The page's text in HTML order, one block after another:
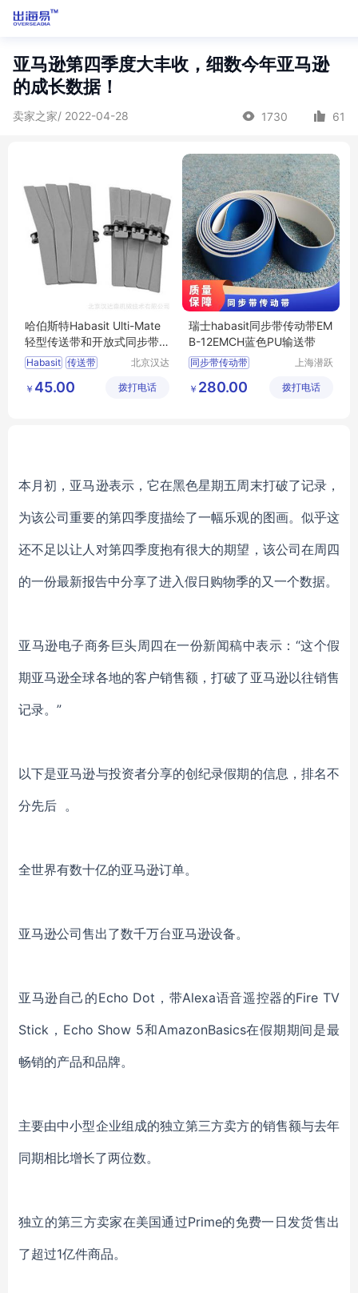
亚马逊第四季度大丰收，细数今年亚马逊
的成长数据！
卖家之家/ 2022-04-28 1730 61
哈伯斯特Habasit Ulti-Mate
轻型传送带和开放式同步带
传动带
Habasit 传送带
Habasit传动带
北京汉达
术有限公
￥ 45.00 拨打电话
瑞士habasit同步带传动带EM
B-12EMCH蓝色PU输送带
同步带传动带
上海潜跃
有限公司
￥ 280.00 拨打电话
本月初，亚马逊表示，它在黑色星期五周末打破了记录，
为该公司重要的第四季度描绘了一幅乐观的图画。似乎这
还不足以让人对第四季度抱有很大的期望，该公司在周四
的一份最新报告中分享了进入假日购物季的又一个数据。
亚马逊电子商务巨头周四在一份新闻稿中表示：“这个假
期亚马逊全球各地的客户销售额，打破了亚马逊以往销售
记录。”
以下是亚马逊与投资者分享的创纪录假期的信息，排名不
分先后 。
全世界有数十亿的亚马逊订单。
亚马逊公司售出了数千万台亚马逊设备。
亚马逊自己的Echo Dot，带Alexa语音遥控器的Fire TV
Stick，Echo Show 5和AmazonBasics在假期期间是最
畅销的产品和品牌。
主要由中小型企业组成的独立第三方卖方的销售额与去年
同期相比增长了两位数。
独立的第三方卖家在美国通过Prime的免费一日发货售出
了超过1亿件商品。